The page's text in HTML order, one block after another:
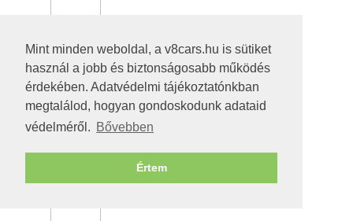
Mint minden weboldal, a v8cars.hu is sütiket
használ a jobb és biztonságosabb működés
érdekében. Adatvédelmi tájékoztatónkban
megtalálod, hogyan gondoskodunk adataid
védelméről. Bővebben
Értem